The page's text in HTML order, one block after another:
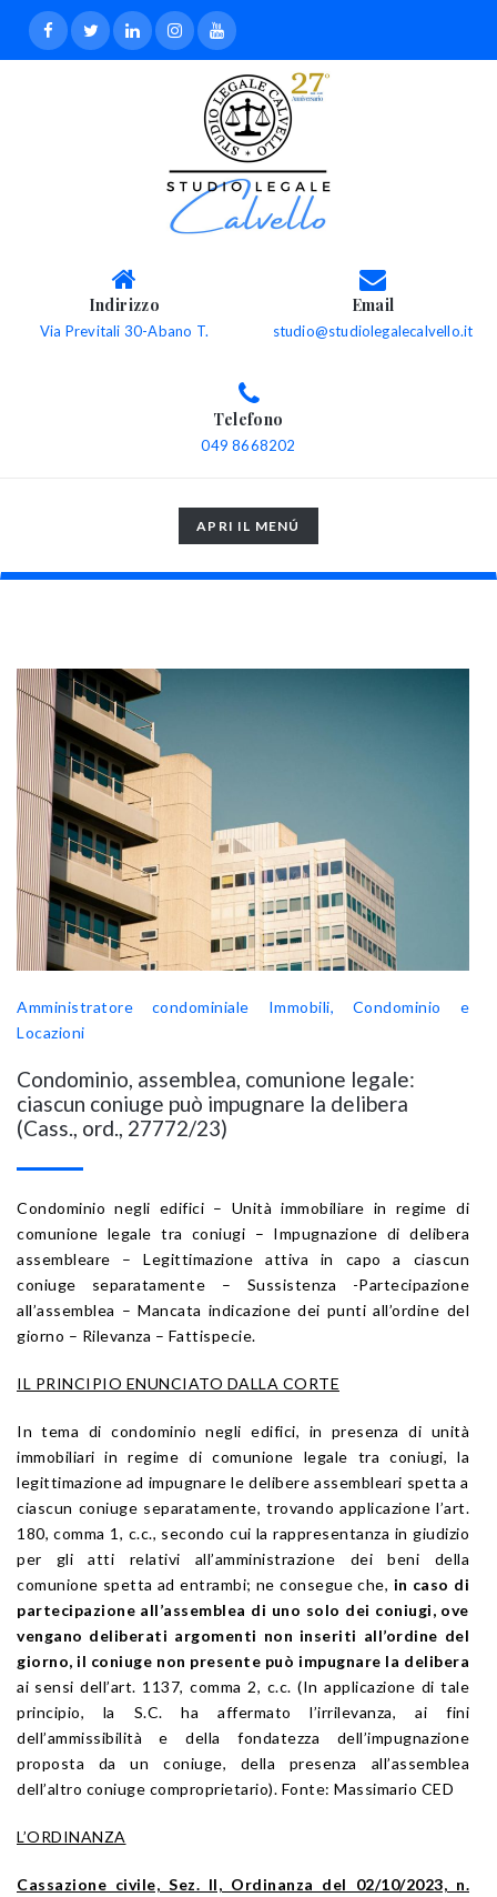
Indirizzo
Via Previtali 30-Abano T.
Email
studio@studiolegalecalvello.it
Telefono
049 8668202
TOGGLE
NAVIGATION
APRI IL MENÚ
Amministratore condominiale
Immobili, Condominio e
Locazioni
Condominio, assemblea, comunione legale:
ciascun coniuge può impugnare la delibera
(Cass., ord., 27772/23)
Condominio negli edifici – Unità immobiliare in regime di
comunione legale tra coniugi – Impugnazione di delibera
assembleare – Legittimazione attiva in capo a ciascun
coniuge separatamente – Sussistenza -Partecipazione
all’assemblea – Mancata indicazione dei punti all’ordine del
giorno – Rilevanza – Fattispecie.
IL PRINCIPIO ENUNCIATO DALLA CORTE
In tema di condominio negli edifici, in presenza di unità
immobiliari in regime di comunione legale tra coniugi, la
legittimazione ad impugnare le delibere assembleari spetta a
ciascun coniuge separatamente, trovando applicazione l’art.
180, comma 1, c.c., secondo cui la rappresentanza in giudizio
per gli atti relativi all’amministrazione dei beni della
comunione spetta ad entrambi; ne consegue che, in caso di
partecipazione all’assemblea di uno solo dei coniugi, ove
vengano deliberati argomenti non inseriti all’ordine del
giorno, il coniuge non presente può impugnare la delibera
ai sensi dell’art. 1137, comma 2, c.c. (In applicazione di tale
principio, la S.C. ha affermato l’irrilevanza, ai fini
dell’ammissibilità e della fondatezza dell’impugnazione
proposta da un coniuge, della presenza all’assemblea
dell’altro coniuge comproprietario). Fonte: Massimario CED
L’ORDINANZA
Cassazione civile, Sez. II, Ordinanza del 02/10/2023, n.